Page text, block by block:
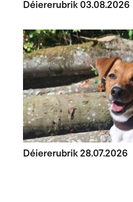
Déiererubrik 03.08.2026
Déiererubrik 28.07.2026